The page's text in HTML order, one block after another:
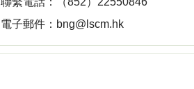
電子郵件： bng@lscm.hk